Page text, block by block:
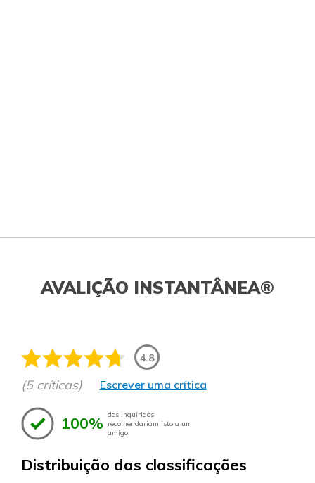
AVALIÇÃO INSTANTÂNEA®
4.8
(5 críticas) Escrever uma crítica
100% dos inquiridos
recomendariam isto a um
amigo.
Distribuição das classificações